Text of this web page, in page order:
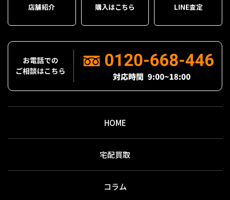
店舗紹介 購入はこちら LINE査定
HOME
宅配買取
コラム